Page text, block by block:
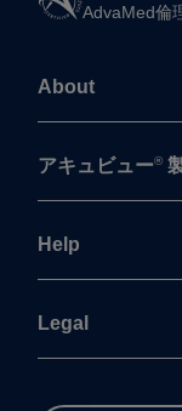
AdvaMed倫
About
アキュビュー®
Help
Legal